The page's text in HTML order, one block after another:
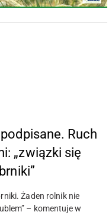
Ruch
„związki się
Żaden rolnik nie
– komentuje w